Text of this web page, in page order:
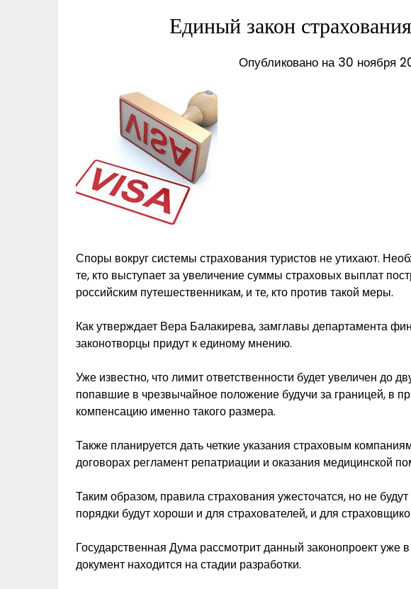
Единый закон
Опубликовано на 30 ноября
Споры вокруг системы страхования туристов не утихают.
те, кто выступает за увеличение суммы страховых выплат
российским путешественникам, и те, кто против такой меры.
Как утверждает Вера Балакирева, замглавы департамента
законотворцы придут к единому мнению.
Уже известно, что лимит ответственности будет увеличен до
попавшие в чрезвычайное положение будучи за границей, в
компенсацию именно такого размера.
Также планируется дать четкие указания страховым
договорах регламент репатриации и оказания медицинской
Таким образом, правила страхования ужесточатся, но не
порядки будут хороши и для страхователей, и для
Государственная Дума рассмотрит данный законопроект уже
документ находится на стадии разработки.